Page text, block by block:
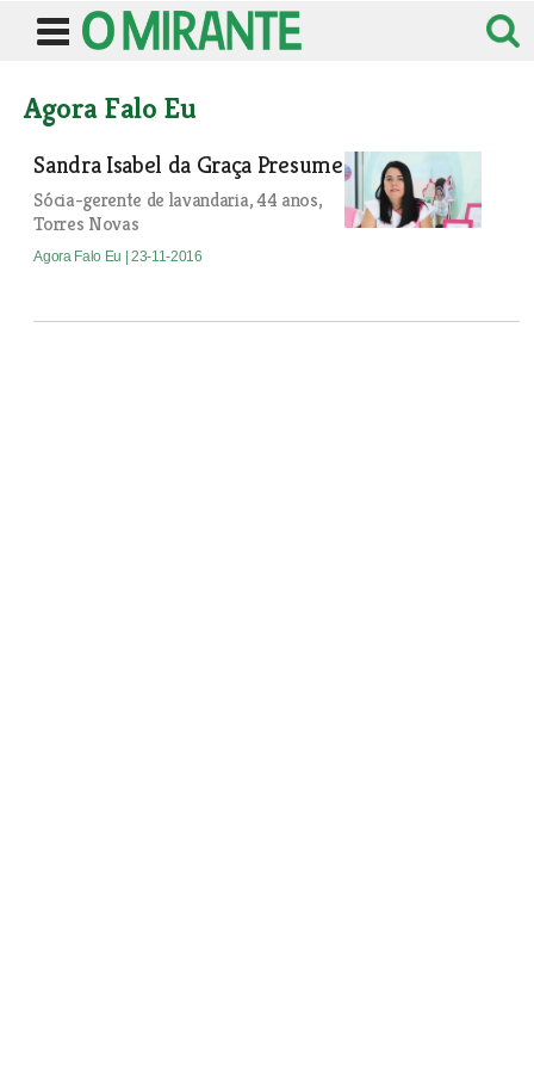
Agora Falo Eu
Sandra Isabel da Graça Presume
Sócia-gerente de lavandaria, 44 anos,
Torres Novas
Agora Falo Eu | 23-11-2016